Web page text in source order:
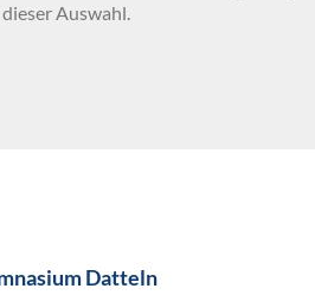
Auswahl.
Datteln